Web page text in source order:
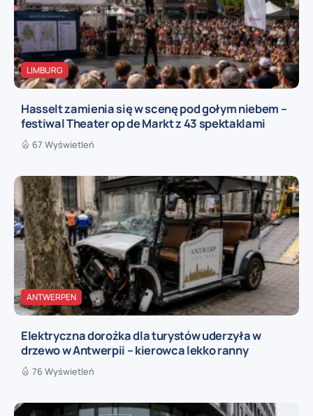
LIMBURG
Hasselt zamienia się w scenę pod gołym niebem –
festiwal Theater op de Markt z 43 spektaklami
67 Wyświetleń
ANTWERPEN
Elektryczna dorożka dla turystów uderzyła w
drzewo w Antwerpii – kierowca lekko ranny
76 Wyświetleń